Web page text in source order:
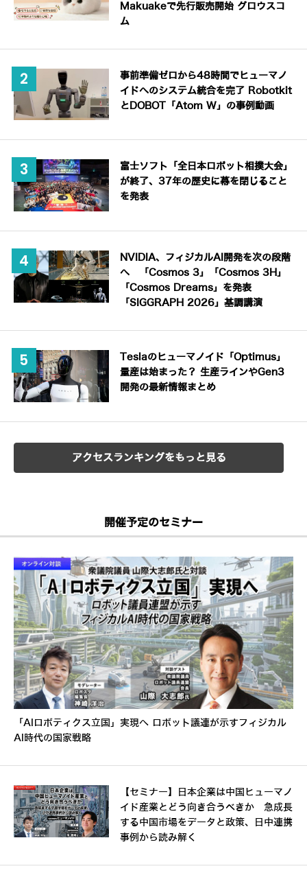
Makuakeで先行販売開始 グロウスコ
ム
事前準備ゼロから48時間でヒューマノ
イドへのシステム統合を完了 Robotkit
とDOBOT「Atom W」の事例動画
富士ソフト「全日本ロボット相撲大会」
が終了、37年の歴史に幕を閉じること
を発表
NVIDIA、フィジカルAI開発を次の段階
へ 「Cosmos 3」「Cosmos 3H」
「Cosmos Dreams」を発表
「SIGGRAPH 2026」基調講演
Teslaのヒューマノイド「Optimus」
量産は始まった？ 生産ラインやGen3
開発の最新情報まとめ
アクセスランキングをもっと見る
開催予定のセミナー
「AIロボティクス立国」実現へ ロボット議連が示すフィジカル
AI時代の国家戦略
【セミナー】日本企業は中国ヒューマノ
イド産業とどう向き合うべきか 急成長
する中国市場をデータと政策、日中連携
事例から読み解く